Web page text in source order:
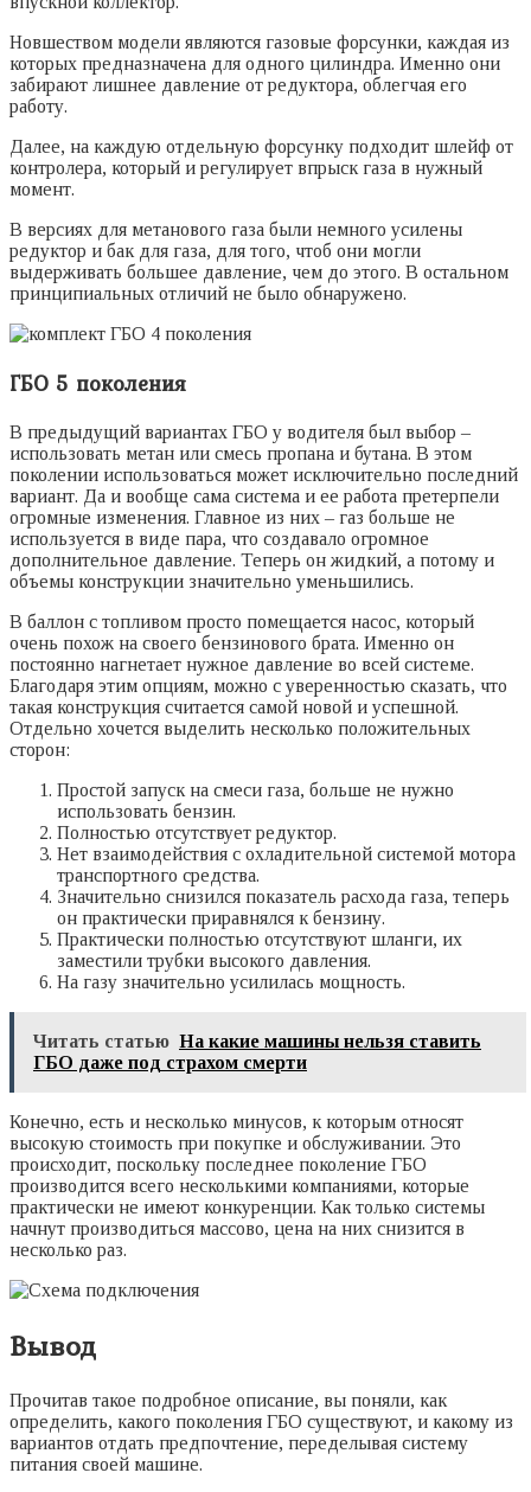
Новшеством модели являются газовые форсунки, каждая из
которых предназначена для одного цилиндра. Именно они
забирают лишнее давление от редуктора, облегчая его
работу.
Далее, на каждую отдельную форсунку подходит шлейф от
контролера, который и регулирует впрыск газа в нужный
момент.
В версиях для метанового газа были немного усилены
редуктор и бак для газа, для того, чтоб они могли
выдерживать большее давление, чем до этого. В остальном
принципиальных отличий не было обнаружено.
ГБО 5 поколения
В предыдущий вариантах ГБО у водителя был выбор –
использовать метан или смесь пропана и бутана. В этом
поколении использоваться может исключительно последний
вариант. Да и вообще сама система и ее работа претерпели
огромные изменения. Главное из них – газ больше не
используется в виде пара, что создавало огромное
дополнительное давление. Теперь он жидкий, а потому и
объемы конструкции значительно уменьшились.
В баллон с топливом просто помещается насос, который
очень похож на своего бензинового брата. Именно он
постоянно нагнетает нужное давление во всей системе.
Благодаря этим опциям, можно с уверенностью сказать, что
такая конструкция считается самой новой и успешной.
Отдельно хочется выделить несколько положительных
сторон:
Простой запуск на смеси газа, больше не нужно
использовать бензин.
Полностью отсутствует редуктор.
Нет взаимодействия с охладительной системой мотора
транспортного средства.
Значительно снизился показатель расхода газа, теперь
он практически приравнялся к бензину.
Практически полностью отсутствуют шланги, их
заместили трубки высокого давления.
На газу значительно усилилась мощность.
Читать статью На какие машины нельзя ставить
ГБО даже под страхом смерти
Конечно, есть и несколько минусов, к которым относят
высокую стоимость при покупке и обслуживании. Это
происходит, поскольку последнее поколение ГБО
производится всего несколькими компаниями, которые
практически не имеют конкуренции. Как только системы
начнут производиться массово, цена на них снизится в
несколько раз.
Вывод
Прочитав такое подробное описание, вы поняли, как
определить, какого поколения ГБО существуют, и какому из
вариантов отдать предпочтение, переделывая систему
питания своей машине.